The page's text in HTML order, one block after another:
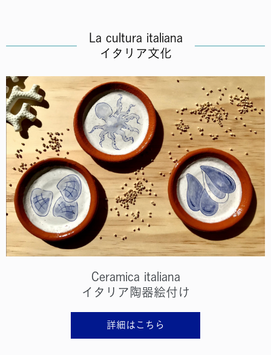
La cultura italiana
イタリア文化
Ceramica italiana
イタリア陶器絵付け
詳細はこちら